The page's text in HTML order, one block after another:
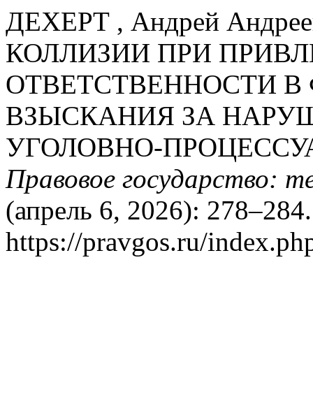
ДЕХЕРТ , Андрей
КОЛЛИЗИИ ПРИ
ОТВЕТСТВЕННОСТИ
ВЗЫСКАНИЯ ЗА
УГОЛОВНО-
Правовое государство:
(апрель 6, 2026):
https://pravgos.ru/